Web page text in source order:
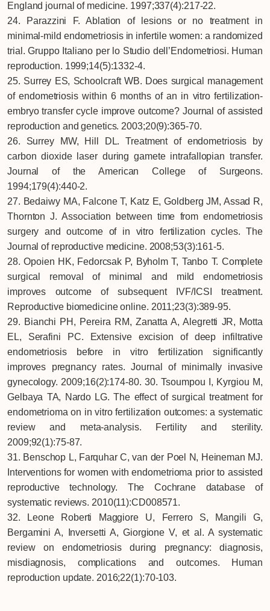
England journal of medicine. 1997;337(4):217-22.
24. Parazzini F. Ablation of lesions or no treatment in
minimal-mild endometriosis in infertile women: a randomized
trial. Gruppo Italiano per lo Studio dell’Endometriosi. Human
reproduction. 1999;14(5):1332-4.
25. Surrey ES, Schoolcraft WB. Does surgical management
of endometriosis within 6 months of an in vitro fertilization-
embryo transfer cycle improve outcome? Journal of assisted
reproduction and genetics. 2003;20(9):365-70.
26. Surrey MW, Hill DL. Treatment of endometriosis by
carbon dioxide laser during gamete intrafallopian transfer.
Journal of the American College of Surgeons.
1994;179(4):440-2.
27. Bedaiwy MA, Falcone T, Katz E, Goldberg JM, Assad R,
Thornton J. Association between time from endometriosis
surgery and outcome of in vitro fertilization cycles. The
Journal of reproductive medicine. 2008;53(3):161-5.
28. Opoien HK, Fedorcsak P, Byholm T, Tanbo T. Complete
surgical removal of minimal and mild endometriosis
improves outcome of subsequent IVF/ICSI treatment.
Reproductive biomedicine online. 2011;23(3):389-95.
29. Bianchi PH, Pereira RM, Zanatta A, Alegretti JR, Motta
EL, Serafini PC. Extensive excision of deep infiltrative
endometriosis before in vitro fertilization significantly
improves pregnancy rates. Journal of minimally invasive
gynecology. 2009;16(2):174-80. 30. Tsoumpou I, Kyrgiou M,
Gelbaya TA, Nardo LG. The effect of surgical treatment for
endometrioma on in vitro fertilization outcomes: a systematic
review and meta-analysis. Fertility and sterility.
2009;92(1):75-87.
31. Benschop L, Farquhar C, van der Poel N, Heineman MJ.
Interventions for women with endometrioma prior to assisted
reproductive technology. The Cochrane database of
systematic reviews. 2010(11):CD008571.
32. Leone Roberti Maggiore U, Ferrero S, Mangili G,
Bergamini A, Inversetti A, Giorgione V, et al. A systematic
review on endometriosis during pregnancy: diagnosis,
misdiagnosis, complications and outcomes. Human
reproduction update. 2016;22(1):70-103.